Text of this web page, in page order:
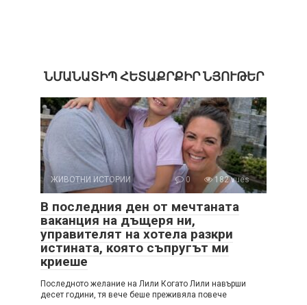
ՆՄԱՆԱՏԻՊ ՀԵՏԱՔՐՔԻՐ ՆՅՈՒԹԵՐ
ЖИВОТНИ ИСТОРИИ 0 182 vues
В последния ден от мечтаната
ваканция на дъщеря ни,
управителят на хотела разкри
истината, която съпругът ми
криеше
Последното желание на Лили Когато Лили навърши
десет години, тя вече беше преживяла повече